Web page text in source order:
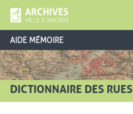
AIDE MÉMOIRE
DICTIONNAIRE DES RUES